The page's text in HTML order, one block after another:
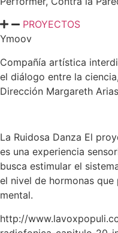
PROYECTOS
Ymoov
Compañía artística
el diálogo entre la
Dirección Margareth
La Ruidosa Danza El
es una experiencia
busca estimular el
el nivel de hormonas
mental.
http://